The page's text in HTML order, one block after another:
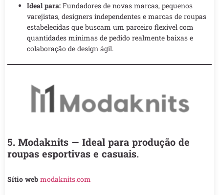
Ideal para: Fundadores de novas marcas, pequenos
varejistas, designers independentes e marcas de roupas
estabelecidas que buscam um parceiro flexível com
quantidades mínimas de pedido realmente baixas e
colaboração de design ágil.
5. Modaknits — Ideal para produção de
roupas esportivas e casuais.
Sítio web modaknits.com